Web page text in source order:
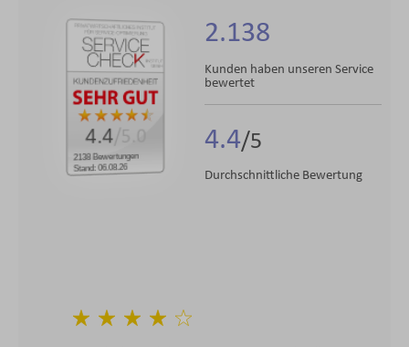
2138 Bewertungen
Stand: 06.08.26
4.4/5.0
2.138
Kunden haben unseren Service
bewertet
4.4
Durchschnittliche Bewertung